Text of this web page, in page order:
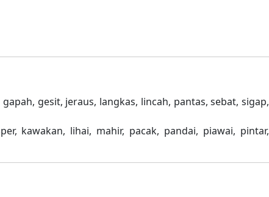
gesit, jeraus, langkas, lincah, pantas, sebat, sigap,
kawakan, lihai, mahir, pacak, pandai, piawai, pintar,